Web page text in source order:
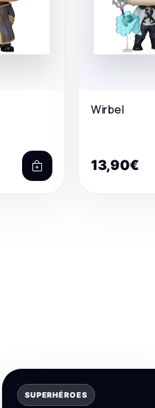
Wirbel
13,90€
SUPERHÉROES